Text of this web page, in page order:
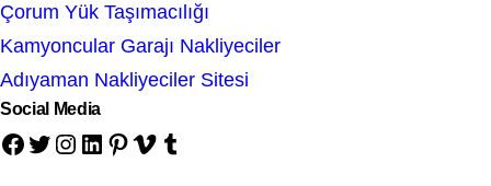
Çorum Yük Taşımacılığı
Kamyoncular Garajı Nakliyeciler
Adıyaman Nakliyeciler Sitesi
Social Media
Facebook Twitter Instagram LinkedIn Pinterest Vimeo Tumblr